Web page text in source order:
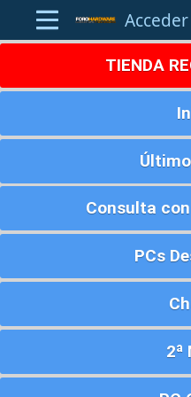
Acceder
TIENDA
Consulta
PCs
2ª